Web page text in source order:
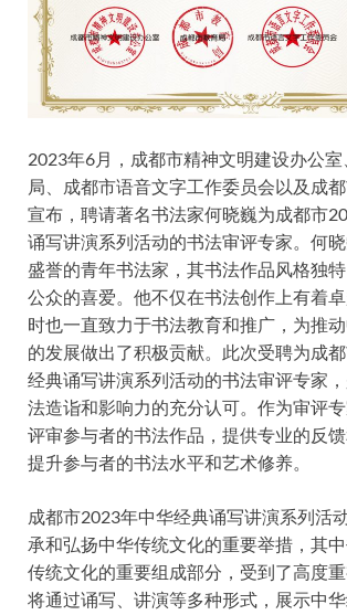
2023年6月，成都市精神文明建设办公
局、成都市语音文字工作委员会以及成
宣布，聘请著名书法家何晓巍为成都市
诵写讲演系列活动的书法审评专家。何
盛誉的青年书法家，其书法作品风格独
公众的喜爱。他不仅在书法创作上有着
时也一直致力于书法教育和推广，为推
的发展做出了积极贡献。此次受聘为成
经典诵写讲演系列活动的书法审评专家
法造诣和影响力的充分认可。作为审评
评审参与者的书法作品，提供专业的反
提升参与者的书法水平和艺术修养。
成都市2023年中华经典诵写讲演系列活
承和弘扬中华传统文化的重要举措，其
传统文化的重要组成部分，受到了高度
将通过诵写、讲演等多种形式，展示中华